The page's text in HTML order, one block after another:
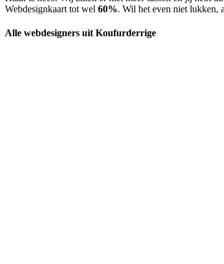
Webdesignkaart tot wel 60%. Wil het even niet lukken,
Alle webdesigners uit Koufurderrige